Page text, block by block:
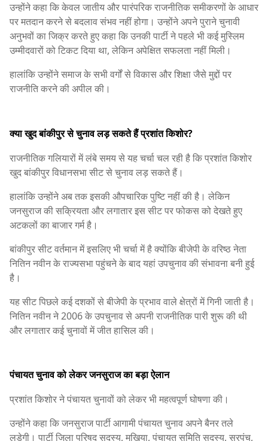
उन्होंने कहा कि केवल जातीय और पारंपरिक राजनीतिक समीकरणों के आधार
पर मतदान करने से बदलाव संभव नहीं होगा। उन्होंने अपने पुराने चुनावी
अनुभवों का जिक्र करते हुए कहा कि उनकी पार्टी ने पहले भी कई मुस्लिम
उम्मीदवारों को टिकट दिया था, लेकिन अपेक्षित सफलता नहीं मिली।
हालांकि उन्होंने समाज के सभी वर्गों से विकास और शिक्षा जैसे मुद्दों पर
राजनीति करने की अपील की।
क्या खुद बांकीपुर से चुनाव लड़ सकते हैं प्रशांत किशोर?
राजनीतिक गलियारों में लंबे समय से यह चर्चा चल रही है कि प्रशांत किशोर
खुद बांकीपुर विधानसभा सीट से चुनाव लड़ सकते हैं।
हालांकि उन्होंने अब तक इसकी औपचारिक पुष्टि नहीं की है। लेकिन
जनसुराज की सक्रियता और लगातार इस सीट पर फोकस को देखते हुए
अटकलों का बाजार गर्म है।
बांकीपुर सीट वर्तमान में इसलिए भी चर्चा में है क्योंकि बीजेपी के वरिष्ठ नेता
नितिन नवीन के राज्यसभा पहुंचने के बाद यहां उपचुनाव की संभावना बनी हुई
है।
यह सीट पिछले कई दशकों से बीजेपी के प्रभाव वाले क्षेत्रों में गिनी जाती है।
नितिन नवीन ने 2006 के उपचुनाव से अपनी राजनीतिक पारी शुरू की थी
और लगातार कई चुनावों में जीत हासिल की।
पंचायत चुनाव को लेकर जनसुराज का बड़ा ऐलान
प्रशांत किशोर ने पंचायत चुनावों को लेकर भी महत्वपूर्ण घोषणा की।
उन्होंने कहा कि जनसुराज पार्टी आगामी पंचायत चुनाव अपने बैनर तले
लड़ेगी। पार्टी जिला परिषद सदस्य, मुखिया, पंचायत समिति सदस्य, सरपंच,